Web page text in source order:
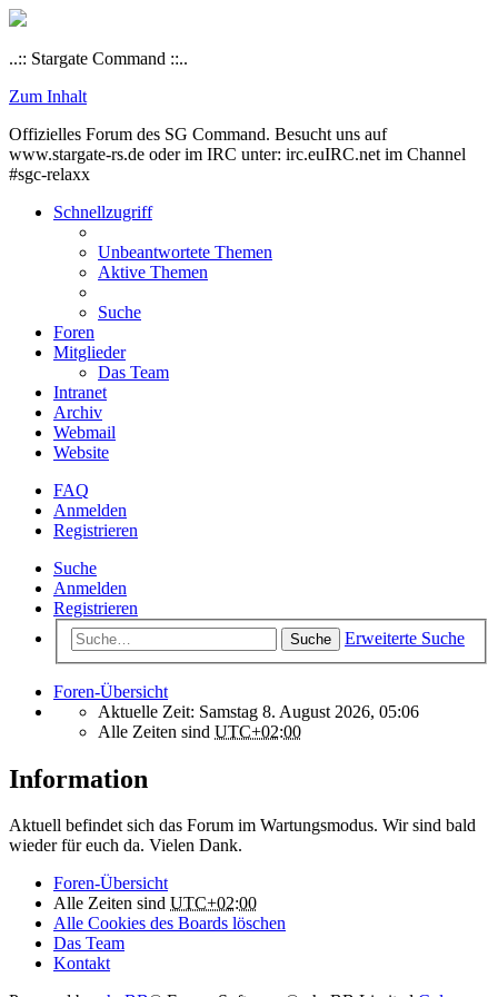
..:: Stargate Command ::..
Zum Inhalt
Offizielles Forum des SG Command. Besucht uns auf
www.stargate-rs.de oder im IRC unter: irc.euIRC.net im Channel
#sgc-relaxx
Schnellzugriff
Unbeantwortete Themen
Aktive Themen
Suche
Foren
Mitglieder
Das Team
Intranet
Archiv
Webmail
Website
FAQ
Anmelden
Registrieren
Suche
Anmelden
Registrieren
Suche Erweiterte Suche
Foren-Übersicht
Aktuelle Zeit: Samstag 8. August 2026, 05:06
Alle Zeiten sind UTC+02:00
Information
Aktuell befindet sich das Forum im Wartungsmodus. Wir sind bald
wieder für euch da. Vielen Dank.
Foren-Übersicht
Alle Zeiten sind UTC+02:00
Alle Cookies des Boards löschen
Das Team
Kontakt